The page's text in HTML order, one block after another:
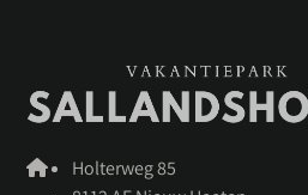
Holterweg 85